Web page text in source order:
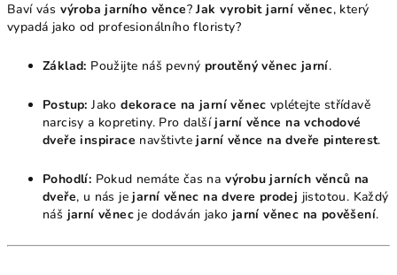
Baví vás výroba jarního věnce?Jak vyrobit jarní věnec, který
vypadá jako od profesionálního floristy?
Základ: Použijte náš pevný proutěný věnec jarní.
Postup: Jakodekorace na jarní věnec vplétejte střídavě
narcisy a kopretiny. Pro dalšíjarní věnce na vchodové
dveře inspirace navštivtejarní věnce na dveře pinterest.
Pohodlí: Pokud nemáte čas na výrobu jarních věnců na
dveře, u nás jejarní věnec na dvere prodej jistotou. Každý
náš jarní věnec je dodáván jako jarní věnec na pověšení.